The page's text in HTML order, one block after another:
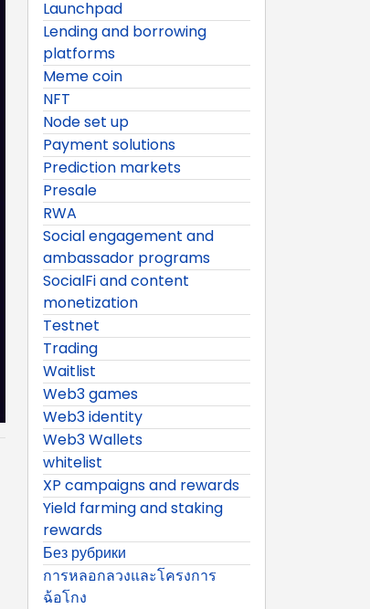
Launchpad
Lending and borrowing
platforms
Meme coin
NFT
Node set up
Payment solutions
Prediction markets
Presale
RWA
Social engagement and
ambassador programs
SocialFi and content
monetization
Testnet
Trading
Waitlist
Web3 games
Web3 identity
Web3 Wallets
whitelist
XP campaigns and rewards
Yield farming and staking
rewards
Без рубрики
การหลอกลวงและโครงการ
ฉ้อโกง